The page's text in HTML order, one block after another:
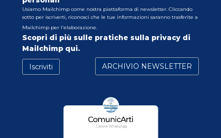
Usiamo Mailchimp come nostra piattaforma di newsletter. Cliccando
sotto per iscriverti, riconosci che le tue informazioni saranno trasferite a
Mailchimp per l'elaborazione.
Scopri di più sulle pratiche sulla privacy di
Mailchimp qui.